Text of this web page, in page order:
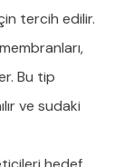
tercih edilir.
Bu tip
ve sudaki